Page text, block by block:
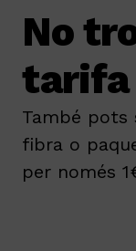
No
tarifa
També pots
fibra o
per només